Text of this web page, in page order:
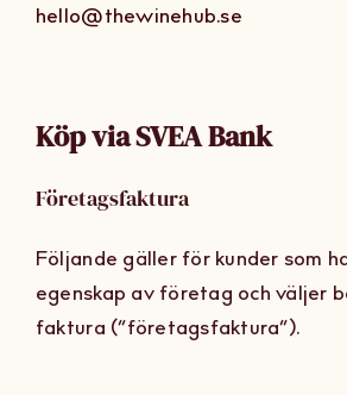
hello@thewinehub.se
Köp via SVEA Bank
Företagsfaktura
Följande gäller för kunder som
egenskap av företag och väljer
faktura (“företagsfaktura”).